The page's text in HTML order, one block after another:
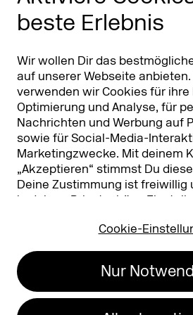
beste Erlebnis
Wir wollen Dir das
auf unserer Webseite
verwenden wir Cookies für ihre
Optimierung und Analyse, für
Nachrichten und Werbung auf
sowie für Social-Media-
Marketingzwecke. Mit deinem
„Akzeptieren“ stimmst Du
Deine Zustimmung ist freiwillig
in deinen Privatsphäre-
Nutzung findest Du in unserer
Cookie-
Nur
Partner
Partner & Sponsoren
Koelnmesse GmbH
T.
Impressum
Erklärung zur
Barrierefreiheit